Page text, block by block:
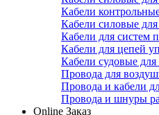
Кабели
Кабели силовые
Кабели для систем
Кабели для цепей
Кабели судовые
Провода для
Провода и кабели
Провода и шнуры
Online Заказ